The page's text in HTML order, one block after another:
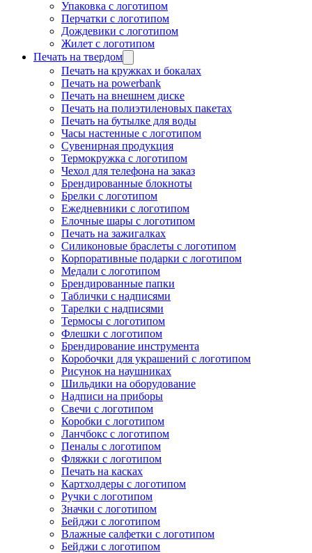
Упаковка с логотипом
Перчатки с логотипом
Дождевики с логотипом
Жилет с логотипом
Печать на твердом
Печать на кружках и бокалах
Печать на powerbank
Печать на внешнем диске
Печать на полиэтиленовых пакетах
Печать на бутылке для воды
Часы настенные с логотипом
Сувенирная продукция
Термокружка с логотипом
Чехол для телефона на заказ
Брендированные блокноты
Брелки с логотипом
Ежедневники с логотипом
Елочные шары с логотипом
Печать на зажигалках
Силиконовые браслеты с логотипом
Корпоративные подарки с логотипом
Медали с логотипом
Брендированные папки
Таблички с надписями
Тарелки с надписями
Термосы с логотипом
Флешки с логотипом
Брендирование инструмента
Коробочки для украшений с логотипом
Рисунок на наушниках
Шильдики на оборудование
Надписи на приборы
Свечи с логотипом
Коробки с логотипом
Ланчбокс с логотипом
Пеналы с логотипом
Фляжки с логотипом
Печать на касках
Картхолдеры с логотипом
Ручки с логотипом
Значки с логотипом
Бейджи с логотипом
Влажные салфетки с логотипом
Бейджи с логотипом